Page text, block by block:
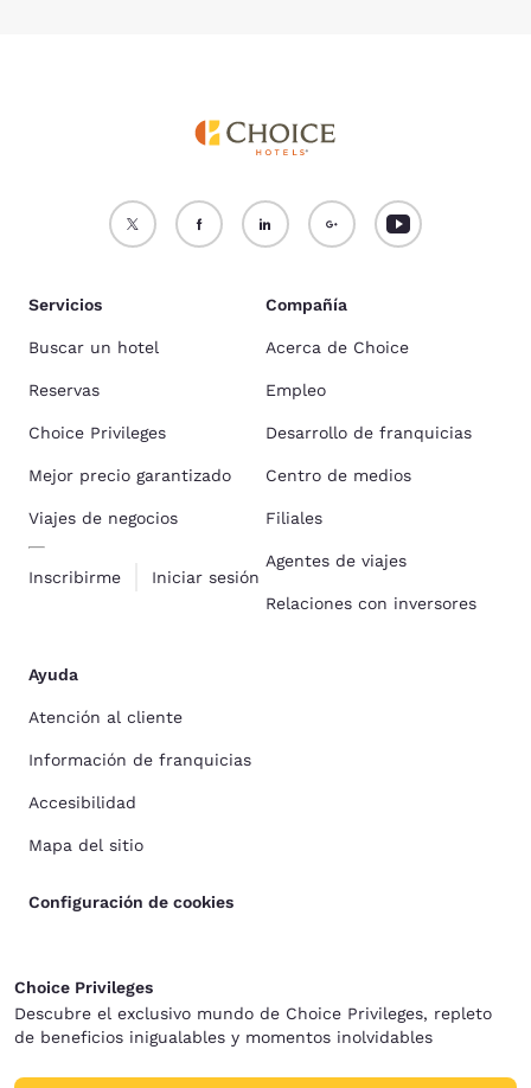
Servicios
Buscar un hotel
Reservas
Choice Privileges
Mejor precio garantizado
Viajes de negocios
Inscribirme Iniciar sesión
Compañía
Acerca de Choice
Empleo
Desarrollo de franquicias
Centro de medios
Filiales
Agentes de viajes
Relaciones con inversores
Ayuda
Atención al cliente
Información de franquicias
Accesibilidad
Mapa del sitio
Configuración de cookies
Choice Privileges
Descubre el exclusivo mundo de Choice Privileges, repleto
de beneficios inigualables y momentos inolvidables